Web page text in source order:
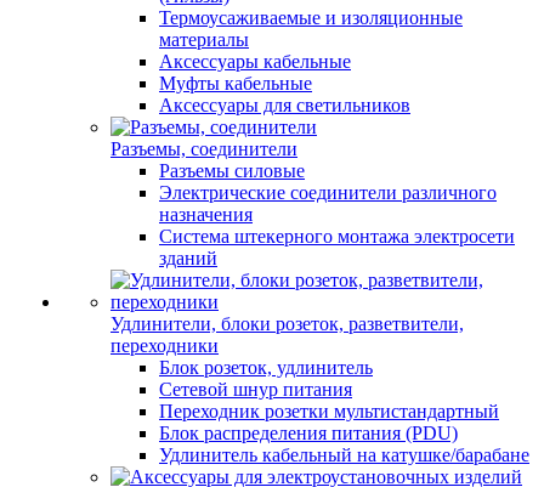
Термоусаживаемые и изоляционные
материалы
Аксессуары кабельные
Муфты кабельные
Аксессуары для светильников
Разъемы, соединители
Разъемы силовые
Электрические соединители различного
назначения
Система штекерного монтажа электросети
зданий
Удлинители, блоки розеток, разветвители,
переходники
Блок розеток, удлинитель
Сетевой шнур питания
Переходник розетки мультистандартный
Блок распределения питания (PDU)
Удлинитель кабельный на катушке/барабане